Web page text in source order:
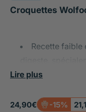
Croquettes
Recette faible
petit gabarit
Riche en
Lire plus
24,90€ -15%